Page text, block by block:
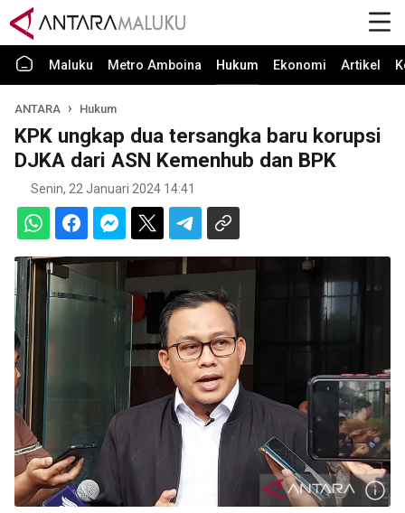
Maluku Metro Amboina Hukum Ekonomi Artikel
ANTARA Hukum
KPK ungkap dua tersangka baru korupsi
DJKA dari ASN Kemenhub dan BPK
Senin, 22 Januari 2024 14:41